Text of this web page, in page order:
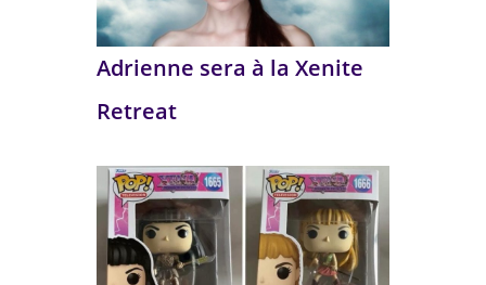
Adrienne sera à la Xenite
Retreat